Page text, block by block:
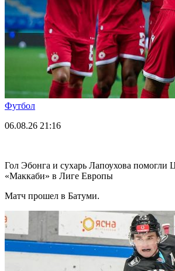
Футбол
06.08.26 21:16
Гол Эбонга и сухарь Лапоухова помогли
«Маккаби» в Лиге Европы
Матч прошел в Батуми.